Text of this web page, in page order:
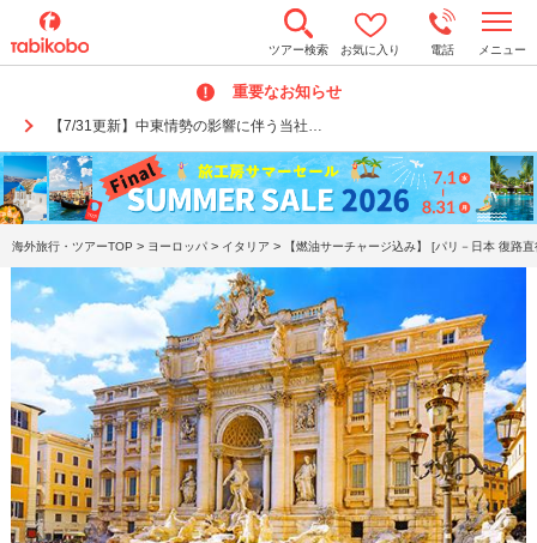
ツアー検索 お気に入り 電話 メニュー
重要なお知らせ
【7/31更新】中東情勢の影響に伴う当社…
o
n
a
v
i
g
a
t
海外旅行・ツアーTOP > ヨーロッパ > イタリア > 【燃油サーチャージ込み】 [パリ－日本 復路